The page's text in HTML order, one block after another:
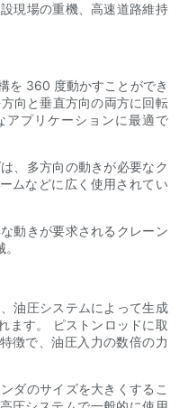
現場の重機、高速道路維持
を 360 度動かすことができ
向と垂直方向の両方に回転
アプリケーションに最適で
、多方向の動きが必要なク
ムなどに広く使用されてい
動きが要求されるクレーン
油圧システムによって生成
ます。 ピストンロッドに取
徴で、油圧入力の数倍の力
ダのサイズを大きくするこ